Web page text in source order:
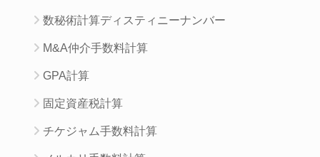
数秘術計算ディスティニーナンバー
M&A仲介手数料計算
GPA計算
固定資産税計算
チケジャム手数料計算